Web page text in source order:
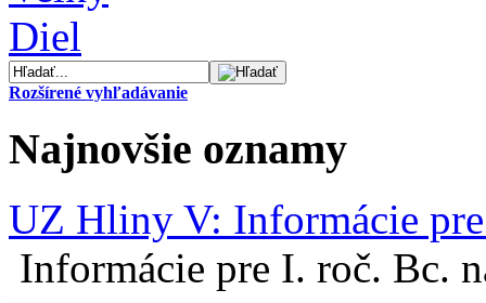
Rozšírené vyhľadávanie
Najnovšie oznamy
UZ Hliny V: Informácie
Informácie pre I. roč. Bc.